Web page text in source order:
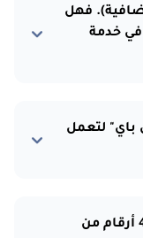
فهل
خدمة
باي" لتعمل
يريد موظف صندوق البيع معرفة آخر 4 أرقام من